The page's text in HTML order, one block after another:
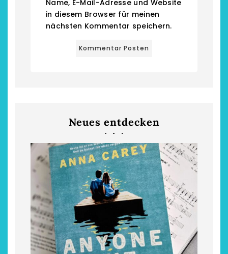
Niederrhein
2. Mai 2026 5. April 2026
Neues entdecken
Name, E-Mail-Adresse und Website
in diesem Browser für meinen
nächsten Kommentar speichern.